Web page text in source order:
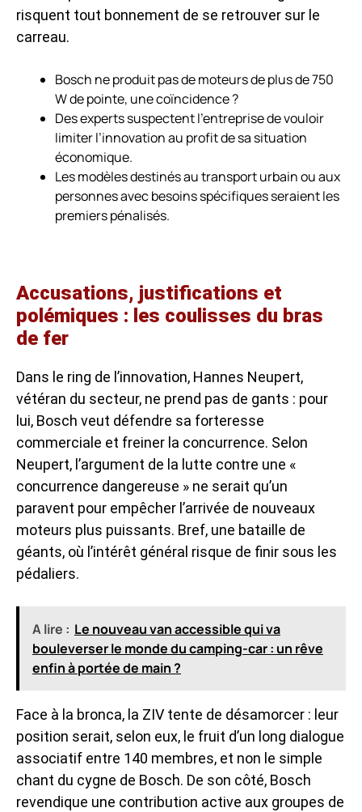
risquent tout bonnement de se retrouver sur le
carreau.
Bosch ne produit pas de moteurs de plus de 750
W de pointe, une coïncidence ?
Des experts suspectent l’entreprise de vouloir
limiter l’innovation au profit de sa situation
économique.
Les modèles destinés au transport urbain ou aux
personnes avec besoins spécifiques seraient les
premiers pénalisés.
Accusations, justifications et
polémiques : les coulisses du bras
de fer
Dans le ring de l’innovation, Hannes Neupert,
vétéran du secteur, ne prend pas de gants : pour
lui, Bosch veut défendre sa forteresse
commerciale et freiner la concurrence. Selon
Neupert, l’argument de la lutte contre une «
concurrence dangereuse » ne serait qu’un
paravent pour empêcher l’arrivée de nouveaux
moteurs plus puissants. Bref, une bataille de
géants, où l’intérêt général risque de finir sous les
pédaliers.
A lire : Le nouveau van accessible qui va
bouleverser le monde du camping-car : un rêve
enfin à portée de main ?
Face à la bronca, la ZIV tente de désamorcer : leur
position serait, selon eux, le fruit d’un long dialogue
associatif entre 140 membres, et non le simple
chant du cygne de Bosch. De son côté, Bosch
revendique une contribution active aux groupes de